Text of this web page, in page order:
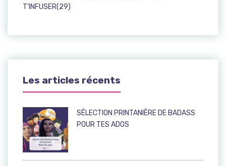
T'INFUSER(29)
Les articles récents
SÉLECTION PRINTANIÈRE DE BADASS
POUR TES ADOS